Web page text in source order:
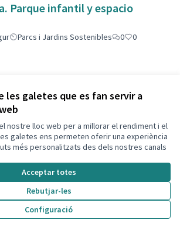
les galetes que es fan servir a
nostre lloc web per a millorar el rendiment i el
galetes ens permeten oferir una experiència
més personalitzats des dels nostres canals
Acceptar totes
Rebutjar-les
Configuració
Parque infantil y espacio
Parcs i Jardins Sostenibles 0
0
retirades
a Facebook
a YouTube
Calafell a GitHub
extern)
lliure .
Amb
(Enllaç